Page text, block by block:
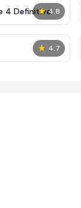
★ 4.8
4 Definitive
★ 4.7